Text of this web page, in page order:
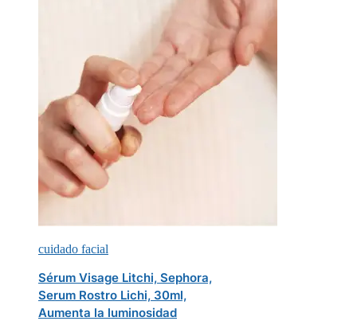
cuidado facial
Sérum Visage Litchi, Sephora,
Serum Rostro Lichi, 30ml,
Aumenta la luminosidad